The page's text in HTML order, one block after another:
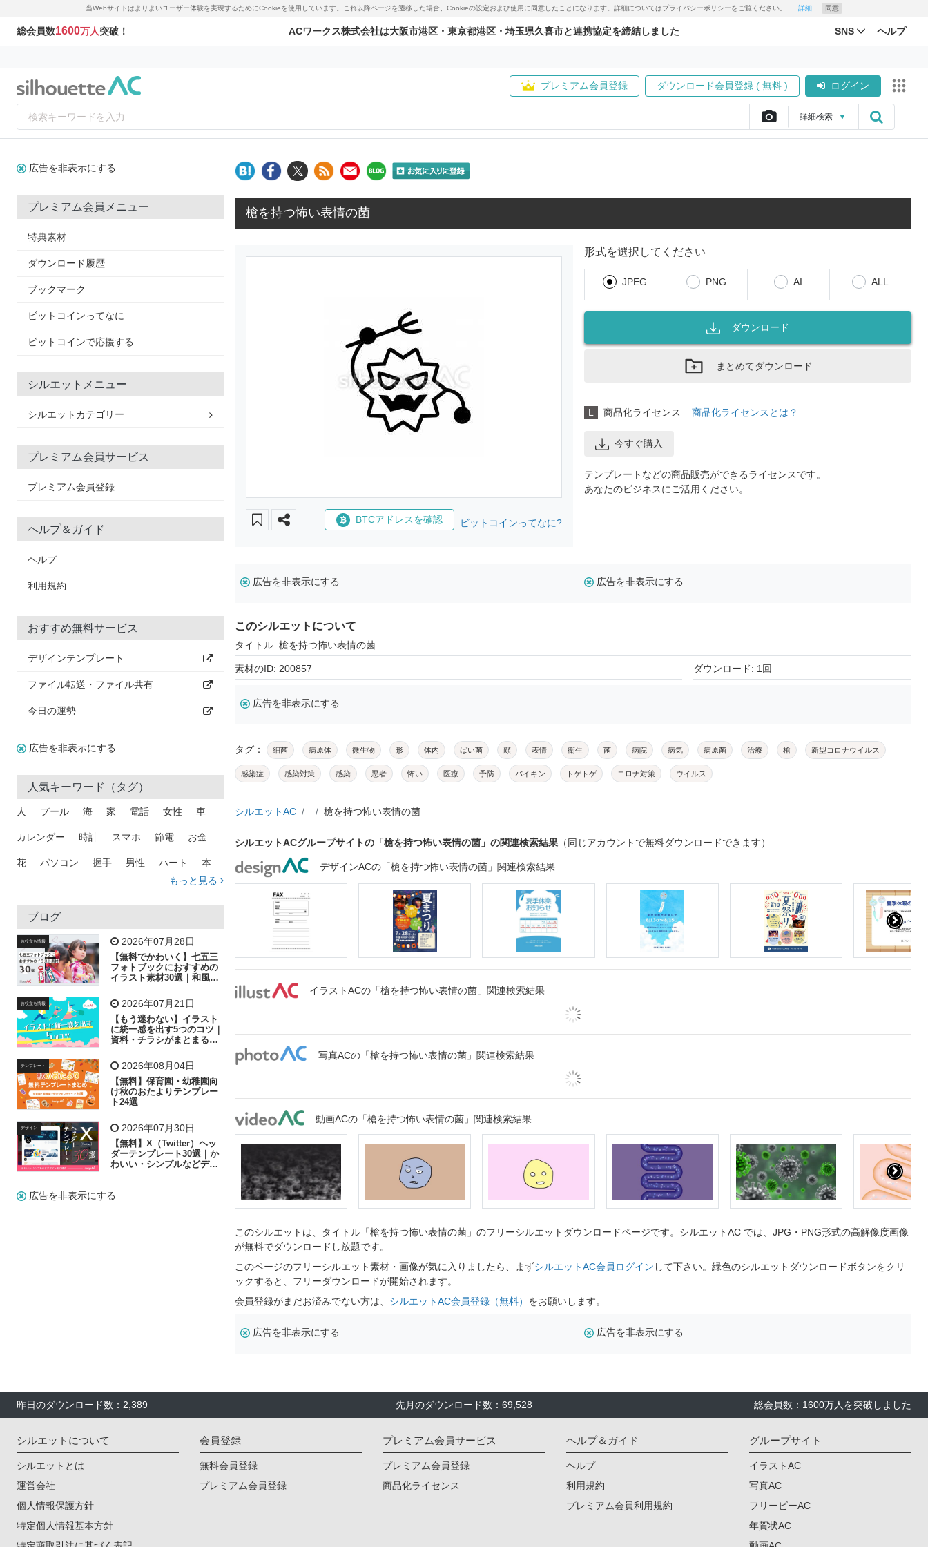
当Webサイトはよりよいユーザー体験を実現するためにCookieを使用しています。これ以降ページを遷移した場合、Cookieの設定および使用に同意したことになります。詳細についてはプライバシーポリシーをご覧ください。 詳細 同意
総会員数1600万人突破！ ACワークス株式会社は大阪市港区・東京都港区・埼玉県久喜市と連携協定を締結しました SNS ヘルプ
プレミアム会員登録 ダウンロード会員登録 ( 無料 ) ログイン
詳細検索 ▼
広告を非表示にする
プレミアム会員メニュー
特典素材
ダウンロード履歴
ブックマーク
ビットコインってなに
ビットコインで応援する
シルエットメニュー
シルエットカテゴリー
プレミアム会員サービス
プレミアム会員登録
ヘルプ＆ガイド
ヘルプ
利用規約
おすすめ無料サービス
デザインテンプレート
ファイル転送・ファイル共有
今日の運勢
広告を非表示にする
人気キーワード（タグ）
人 プール 海 家 電話 女性 車
カレンダー 時計 スマホ 節電 お金
花 パソコン 握手 男性 ハート 本
トラック 木
吹き出し
飛行機 グラフ ビル 魚 家族 書類
歩く 工場 会社 太陽 キラキラ
子供 作業員 相談 ピクトグラム
もっと見る
ブログ
お役立ち情報 2026年07月28日
【無料でかわいく】七五三
フォトブックにおすすめの
イラスト素材30選｜和風の
お役立ち情報 2026年07月21日
【もう迷わない】イラスト
に統一感を出す5つのコツ｜
資料・チラシがまとまるフ
テンプレート 2026年08月04日
【無料】保育園・幼稚園向
け秋のおたよりテンプレー
ト24選
デザイン 2026年07月30日
【無料】X（Twitter）ヘッ
ダーテンプレート30選｜か
わいい・シンプルなどデザ
広告を非表示にする
槍を持つ怖い表情の菌
BTCアドレスを確認 ビットコインってなに?
形式を選択してください
JPEG PNG AI ALL
ダウンロード
まとめてダウンロード
L 商品化ライセンス 商品化ライセンスとは？
今すぐ購入
テンプレートなどの商品販売ができるライセンスです。
あなたのビジネスにご活用ください。
広告を非表示にする 広告を非表示にする
このシルエットについて
タイトル: 槍を持つ怖い表情の菌
素材のID: 200857 ダウンロード: 1回
広告を非表示にする
タグ： 細菌 病原体 微生物 形 体内 ばい菌 顔 表情 衛生 菌 病院 病気 病原菌 治療 槍 新型コロナウイルス
感染症 感染対策 感染 悪者 怖い 医療 予防 バイキン トゲトゲ コロナ対策 ウイルス
シルエットAC 槍を持つ怖い表情の菌
シルエットACグループサイトの「槍を持つ怖い表情の菌」の関連検索結果 （同じアカウントで無料ダウンロードできます）
デザインACの「槍を持つ怖い表情の菌」関連検索結果
イラストACの「槍を持つ怖い表情の菌」関連検索結果
写真ACの「槍を持つ怖い表情の菌」関連検索結果
動画ACの「槍を持つ怖い表情の菌」関連検索結果
このシルエットは、タイトル「槍を持つ怖い表情の菌」のフリーシルエットダウンロードページです。シルエットAC では、JPG・PNG形式の高解像度画像
が無料でダウンロードし放題です。
このページのフリーシルエット素材・画像が気に入りましたら、まずシルエットAC会員ログイン して下さい。緑色のシルエットダウンロードボタンをクリ
ックすると、フリーダウンロードが開始されます。
会員登録がまだお済みでない方は、 シルエットAC会員登録（無料） をお願いします。
広告を非表示にする 広告を非表示にする
昨日のダウンロード数：2,389 先月のダウンロード数：69,528 総会員数：1600万人を突破しました
シルエットについて
シルエットとは
運営会社
個人情報保護方針
特定個人情報基本方針
会員登録
無料会員登録
プレミアム会員登録
プレミアム会員サービス
プレミアム会員登録
商品化ライセンス
ヘルプ＆ガイド
ヘルプ
利用規約
プレミアム会員利用規約
グループサイト
イラストAC
写真AC
フリービーAC
年賀状AC